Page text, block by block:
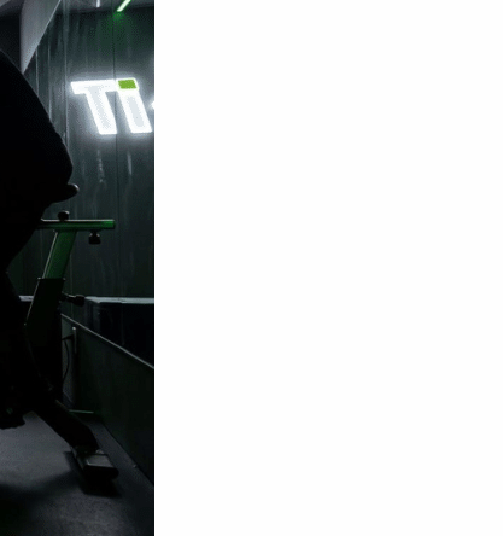
1ère séance offerte
Découvrez nos installations et rencontrez
nos coachs diplômés d'état. Sans